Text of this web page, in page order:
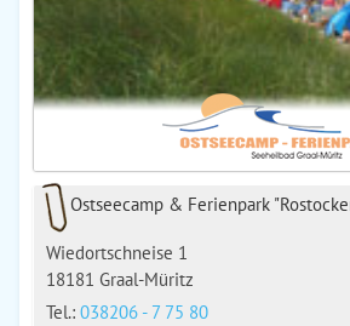
Ostseecamp & Ferien­park
Wiedortschneise 1
18181 Graal-Müritz
Tel.: 038206 - 7 75 80